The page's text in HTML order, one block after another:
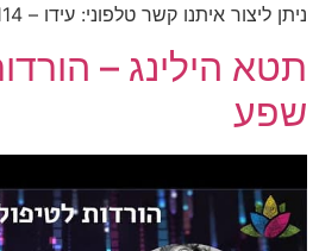
ניתן ליצור איתנו קשר טלפוני: עידו – 050-4488114 רווית – […]
תטא הילינג –
שפע